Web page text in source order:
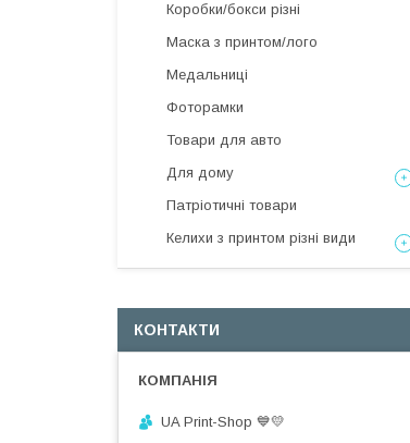
Коробки/бокси різні
Маска з принтом/лого
Медальниці
Фоторамки
Товари для авто
Для дому
Патріотичні товари
Келихи з принтом різні види
КОНТАКТИ
UA Print-Shop ​💙💛